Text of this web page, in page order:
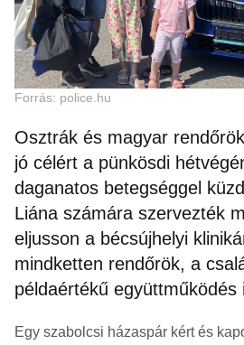
Forrás: police.hu
Osztrák és magyar
jó célért a pünkösdi
daganatos betegséggel
Liána számára szervezték
eljusson a bécsújhelyi
mindketten rendőrök, a
példaértékű együttműködés
Egy szabolcsi házaspár kért és